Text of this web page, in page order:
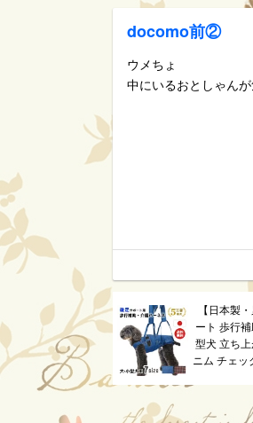
docomo前②
ウメちょ
中にいるおとしゃん
【日本製
ート 歩行
型犬 立ち
ニム チェ